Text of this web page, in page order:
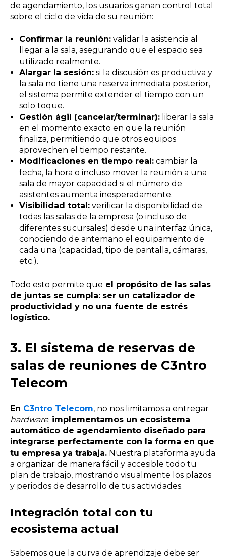
de agendamiento, los usuarios ganan control total
sobre el ciclo de vida de su reunión:
Confirmar la reunión:validar la asistencia al
llegar a la sala, asegurando que el espacio sea
utilizado realmente.
Alargar la sesión:si la discusión es productiva y
la sala no tiene una reserva inmediata posterior,
el sistema permite extender el tiempo con un
solo toque.
Gestión ágil (cancelar/terminar):liberar la sala
en el momento exacto en que la reunión
finaliza, permitiendo que otros equipos
aprovechen el tiempo restante.
Modificaciones en tiempo real:cambiar la
fecha, la hora o incluso mover la reunión a una
sala de mayor capacidad si el número de
asistentes aumenta inesperadamente.
Visibilidad total:verificar la disponibilidad de
todas las salas de la empresa (o incluso de
diferentes sucursales) desde una interfaz única,
conociendo de antemano el equipamiento de
cada una (capacidad, tipo de pantalla, cámaras,
etc.).
Todo esto permite que el propósito de las salas
de juntas se cumpla: ser un catalizador de
productividad y no una fuente de estrés
logístico.
3. El sistema de reservas de
salas de reuniones de C3ntro
Telecom
En C3ntro Telecom, no nos limitamos a entregar
hardware; implementamos un ecosistema
automático de agendamiento diseñado para
integrarse perfectamente con la forma en que
tu empresa ya trabaja. Nuestra plataforma ayuda
a organizar de manera fácil y accesible todo tu
plan de trabajo, mostrando visualmente los plazos
y periodos de desarrollo de tus actividades.
Integración total con tu
ecosistema actual
Sabemos que la curva de aprendizaje debe ser